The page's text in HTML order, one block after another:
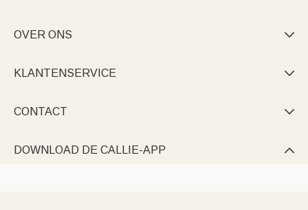
OVER ONS 
KLANTENSERVICE 
CONTACT 
DOWNLOAD DE CALLIE-APP 